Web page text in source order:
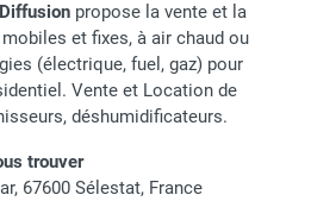
propose la vente et la
et fixes, à air chaud ou
(électrique, fuel, gaz) pour
Vente et Location de
déshumidificateurs.
trouver
67600 Sélestat, France